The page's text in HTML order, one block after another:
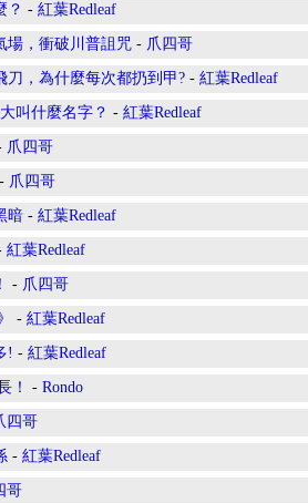
？ - 紅葉Redleaf
場，衝破川普詛咒 - 爪四哥
刀，為什麼每次都扔到甲? - 紅葉Redleaf
叫什麼名字？ - 紅葉Redleaf
爪四哥
- 爪四哥
暗 - 紅葉Redleaf
紅葉Redleaf
- 爪四哥
- 紅葉Redleaf
! - 紅葉Redleaf
！ - Rondo
四哥
- 紅葉Redleaf
哥